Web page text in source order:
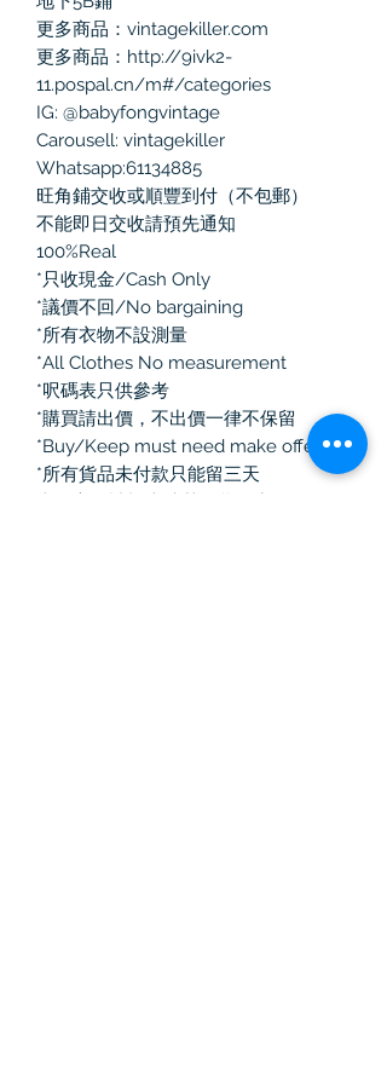
更多商品：vintagekiller.com
更多商品：http://9ivk2-
11.pospal.cn/m#/categories
IG: @babyfongvintage
Carousell: vintagekiller
Whatsapp:61134885
旺角鋪交收或順豐到付（不包郵）
不能即日交收請預先通知
100%Real
*只收現金/Cash Only
*議價不回/No bargaining
*所有衣物不設測量
*All Clothes No measurement
*呎碼表只供參考
*購買請出價，不出價一律不保留
*Buy/Keep must need make offer
*所有貨品未付款只能留三天